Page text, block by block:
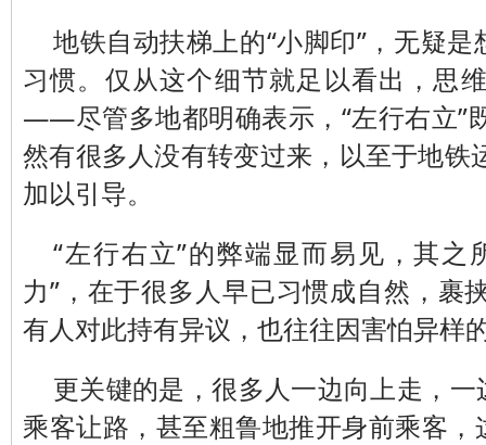
地铁自动扶梯上的“小脚印”，无疑是
习惯。仅从这个细节就足以看出，思
——尽管多地都明确表示，“左行右立”
然有很多人没有转变过来，以至于地铁
加以引导。
“左行右立”的弊端显而易见，其之
力”，在于很多人早已习惯成自然，裹
有人对此持有异议，也往往因害怕异样
更关键的是，很多人一边向上走，一
乘客让路，甚至粗鲁地推开身前乘客，